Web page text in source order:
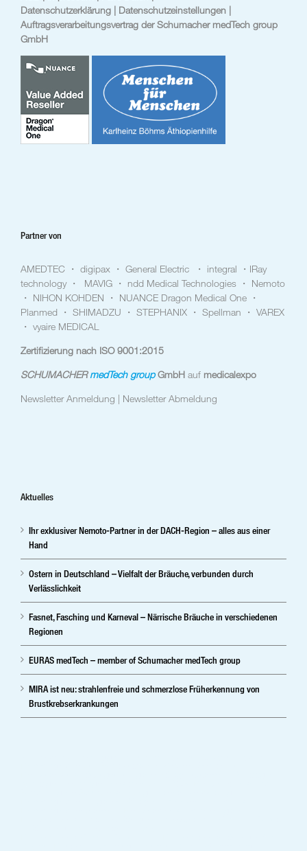
Datenschutzerklärung | Datenschutzeinstellungen |
Auftragsverarbeitungsvertrag der Schumacher medTech group
GmbH
Partner von
AMEDTEC ・ digipax ・ General Electric ・ integral ・IRay
technology ・ MAVIG ・ ndd Medical Technologies ・ Nemoto
・ NIHON KOHDEN ・ NUANCE Dragon Medical One ・
Planmed ・ SHIMADZU ・ STEPHANIX ・ Spellman ・ VAREX
・ vyaire MEDICAL
Zertifizierung nach ISO 9001:2015
SCHUMACHER medTech groupGmbH auf medicalexpo
Newsletter Anmeldung | Newsletter Abmeldung
Aktuelles
Ihr exklusiver Nemoto-Partner in der DACH-Region – alles aus einer
Hand
Ostern in Deutschland – Vielfalt der Bräuche, verbunden durch
Verlässlichkeit
Fasnet, Fasching und Karneval – Närrische Bräuche in verschiedenen
Regionen
EURAS medTech – member of Schumacher medTech group
MIRA ist neu: strahlenfreie und schmerzlose Früherkennung von
Brustkrebserkrankungen